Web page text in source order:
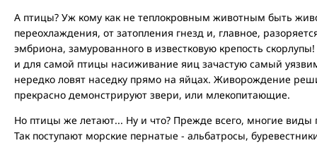
А птицы? Уж кому как не теплокровным животным быть
переохлаждения, от затопления гнезд и, главное,
эмбриона, замурованного в известковую крепость
и для самой птицы насиживание яиц зачастую самый
нередко ловят наседку прямо на яйцах. Живорождение
прекрасно демонстрируют звери, или млекопитающие.
Но птицы же летают... Ну и что? Прежде всего, многие виды
Так поступают морские пернатые - альбатросы,